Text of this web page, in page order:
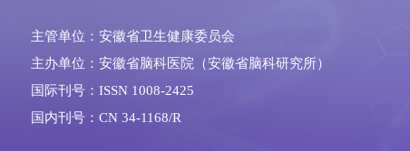
主管单位：安徽省卫生健康委员会
主办单位：安徽省脑科医院（安徽省脑科研究所）
国际刊号：ISSN 1008-2425
国内刊号：CN 34-1168/R